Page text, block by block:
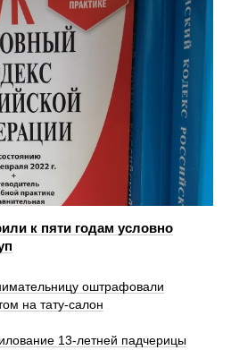
к пяти годам условно
оштрафовали
на тату-салон
13-летней падчерицы